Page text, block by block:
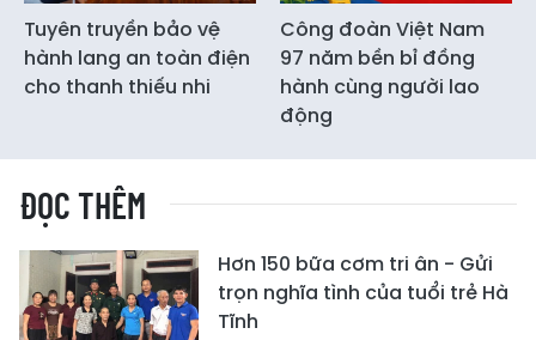
Tuyên truyền bảo vệ
hành lang an toàn điện
cho thanh thiếu nhi
Công đoàn Việt Nam
97 năm bền bỉ đồng
hành cùng người lao
động
ĐỌC THÊM
Hơn 150 bữa cơm tri ân - Gửi
trọn nghĩa tình của tuổi trẻ Hà
Tĩnh